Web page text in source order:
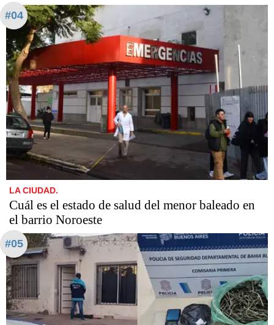
#04
LA CIUDAD.
Cuál es el estado de salud del menor baleado en
el barrio Noroeste
#05